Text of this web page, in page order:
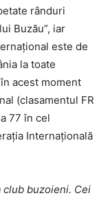
rânduri
Buzău”, iar
este de
la toate
acest moment
(clasamentul FR
77 în cel
Internaţională
club buzoieni. Cei